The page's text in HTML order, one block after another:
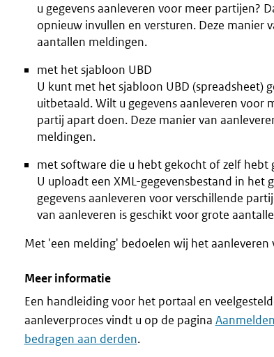
u gegevens aanleveren voor meer partijen?
opnieuw invullen en versturen. Deze manier
aantallen meldingen.
met het sjabloon UBD
U kunt met het sjabloon UBD (spreadsheet)
uitbetaald. Wilt u gegevens aanleveren voor
partij apart doen. Deze manier van
meldingen.
met software die u hebt gekocht of zelf hebt
U uploadt een XML-gegevensbestand in het
gegevens aanleveren voor verschillende
van aanleveren is geschikt voor grote
Met 'een melding' bedoelen wij het aanleveren
Meer informatie
Een handleiding voor het portaal en
aanleverproces vindt u op de pagina
bedragen aan derden.